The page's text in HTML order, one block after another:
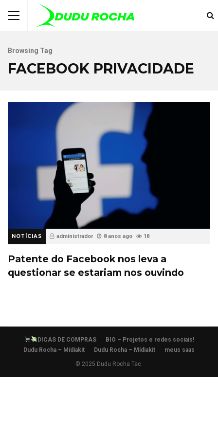
Browsing Tag
FACEBOOK PRIVACIDADE
NOTÍCIAS administrador 8 anos ago 18
Patente do Facebook nos leva a
questionar se estariam nos ouvindo
DICAS DE COMPRAS
BIO – Projetos e redes sociais!
Dudu Rocha – Mídiakit
Dudu Rocha – Mídiakit meus saas
© 2025 Dudu Rocha Tec.